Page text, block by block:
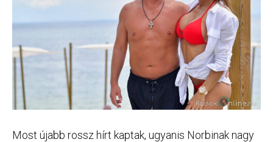
Most újabb rossz hírt kaptak, ugyanis Norbinak nagy